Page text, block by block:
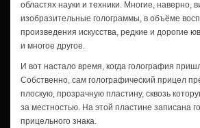
областях науки и техники. Многие, наверно,
изобразительные голограммы, в объёме
произведения искусства, редкие и дорогие
и многое другое.
И вот настало время, когда голография
Собственно, сам голографический прицел
плоскую, прозрачную пластину, сквозь
за местностью. На этой пластине записана
прицельного знака.